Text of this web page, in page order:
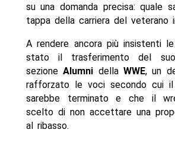
su una domanda precisa: quale
tappa della carriera del veterano
A rendere ancora più insistenti
stato il trasferimento del
sezioneAlumni della WWE, un
rafforzato le voci secondo cui
sarebbe terminato e che il
scelto di non accettare una
al ribasso.